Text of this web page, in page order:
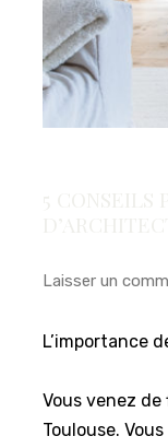
Laisser un
L’importance
Vous venez
Toulouse.